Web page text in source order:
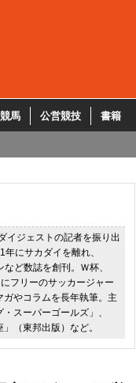
競馬 公営競技 書籍
イジェストの記者を振り出
にサカダイを離れ、
ど数誌を創刊。Ｗ杯、
フリーのサッカージャー
やコラムを長年執筆。主
スーパーゴールズ」、
（東邦出版）など。